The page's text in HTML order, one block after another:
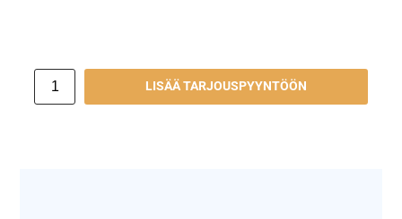
LISÄÄ TARJOUSPYYNTÖÖN